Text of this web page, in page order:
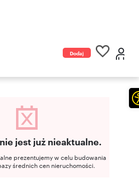
Dodaj
jest już nieaktualne.
prezentujemy w celu budowania
średnich cen nieruchomości.